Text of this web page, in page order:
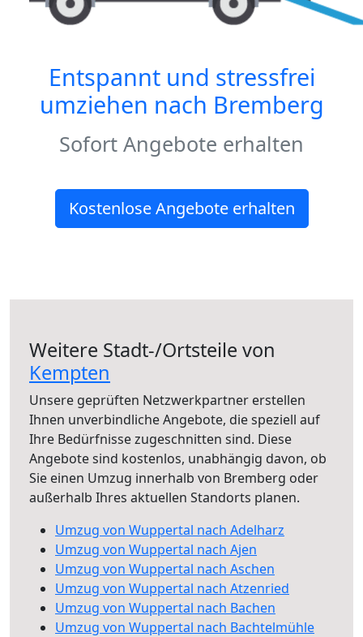
Entspannt und stressfrei
umziehen nach Bremberg
Sofort Angebote erhalten
Kostenlose Angebote erhalten
Weitere Stadt-/Ortsteile von
Kempten
Unsere geprüften Netzwerkpartner erstellen
Ihnen unverbindliche Angebote, die speziell auf
Ihre Bedürfnisse zugeschnitten sind. Diese
Angebote sind kostenlos, unabhängig davon, ob
Sie einen Umzug innerhalb von Bremberg oder
außerhalb Ihres aktuellen Standorts planen.
Umzug von Wuppertal nach Adelharz
Umzug von Wuppertal nach Ajen
Umzug von Wuppertal nach Aschen
Umzug von Wuppertal nach Atzenried
Umzug von Wuppertal nach Bachen
Umzug von Wuppertal nach Bachtelmühle